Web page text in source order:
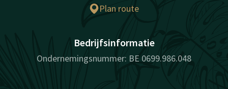
Plan route
Bedrijfsinformatie
Ondernemingsnummer: BE 0699.986.048